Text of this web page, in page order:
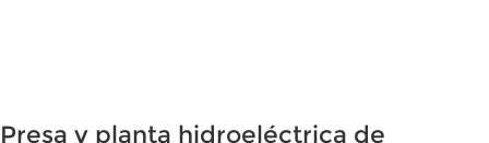
Presa y planta hidroeléctrica de